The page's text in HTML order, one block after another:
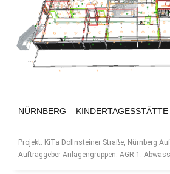
NÜRNBERG – KINDERTAGESSTÄTTE
Projekt: KiTa Dollnsteiner Straße, Nürnberg
Auftraggeber Anlagengruppen: AGR 1: